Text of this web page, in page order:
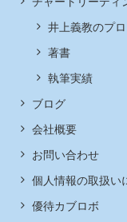
井上義教のプ
著書
執筆実績
ブログ
会社概要
お問い合わせ
個人情報の取扱い
優待カブロボ